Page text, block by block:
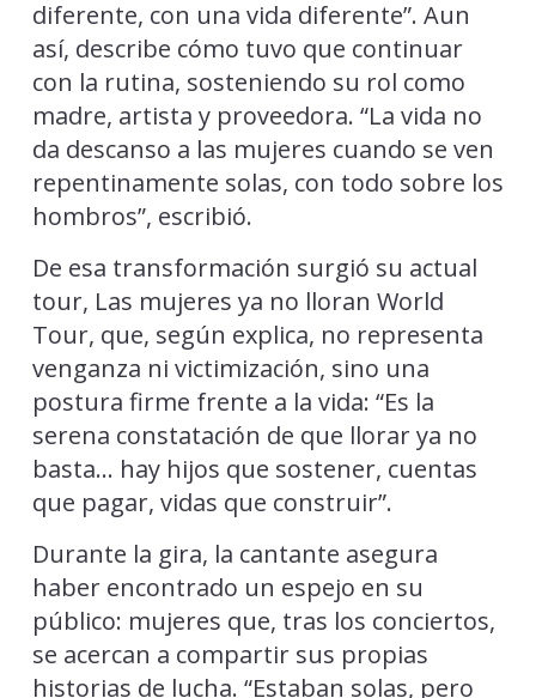
diferente, con una vida diferente”. Aun
así, describe cómo tuvo que continuar
con la rutina, sosteniendo su rol como
madre, artista y proveedora. “La vida no
da descanso a las mujeres cuando se ven
repentinamente solas, con todo sobre los
hombros”, escribió.
De esa transformación surgió su actual
tour, Las mujeres ya no lloran World
Tour, que, según explica, no representa
venganza ni victimización, sino una
postura firme frente a la vida: “Es la
serena constatación de que llorar ya no
basta… hay hijos que sostener, cuentas
que pagar, vidas que construir”.
Durante la gira, la cantante asegura
haber encontrado un espejo en su
público: mujeres que, tras los conciertos,
se acercan a compartir sus propias
historias de lucha. “Estaban solas, pero